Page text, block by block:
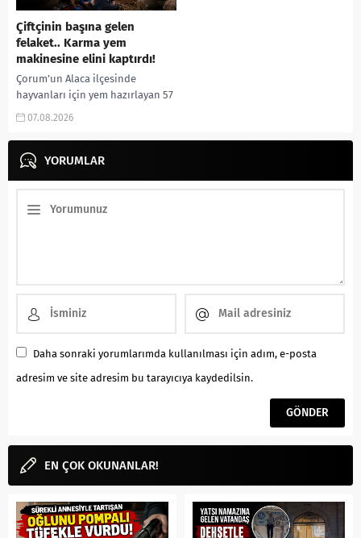
Çiftçinin başına gelen
felaket.. Karma yem
makinesine elini kaptırdı!
Çorum’un Alaca ilçesinde
hayvanları için yem hazırlayan 57
yaşındaki çiftçi, elini yem karma
ağır yaralandı. Olay, Alaca...
07.08.2026
YORUMLAR
Daha sonraki yorumlarımda kullanılması için adım, e-posta
adresim ve site adresim bu tarayıcıya kaydedilsin.
EN ÇOK OKUNANLAR!